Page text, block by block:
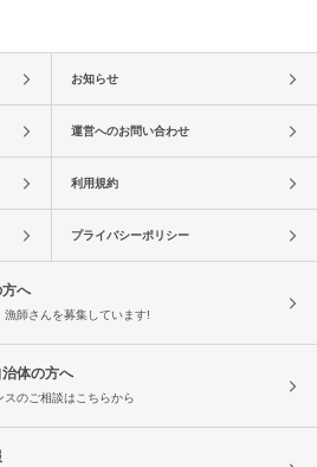
お知らせ
運営へのお問い合わせ
利用規約
プライバシーポリシー
へ
漁師さんを募集しています!
体の方へ
スのご相談はこちらから